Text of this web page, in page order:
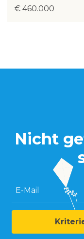
€ 460.000
Nicht
E-Mail